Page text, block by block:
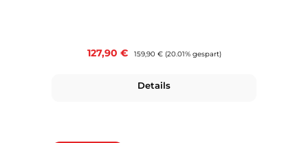
Verkaufspreis:
127,90 € Regulärer Preis:
159,90 € (20.01% gespart)
Details